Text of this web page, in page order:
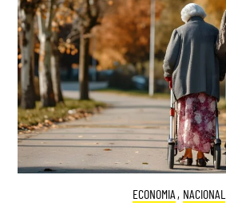
ECONOMIA , NACIONAL